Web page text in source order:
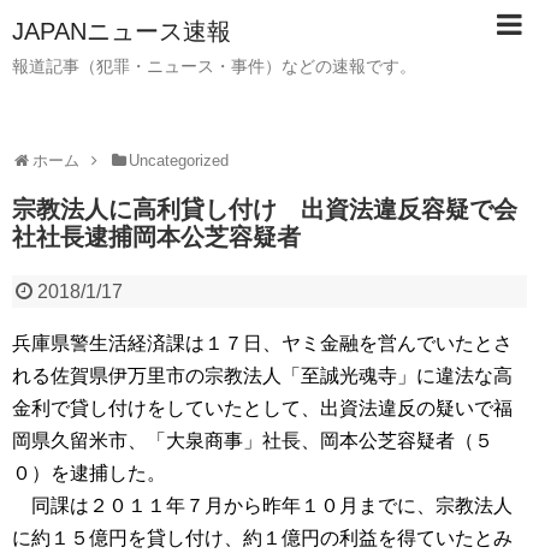
JAPANニュース速報
報道記事（犯罪・ニュース・事件）などの速報です。
ホーム Uncategorized
宗教法人に高利貸し付け 出資法違反容疑で会
社社長逮捕岡本公芝容疑者
2018/1/17
兵庫県警生活経済課は１７日、ヤミ金融を営んでいたとさ
れる佐賀県伊万里市の宗教法人「至誠光魂寺」に違法な高
金利で貸し付けをしていたとして、出資法違反の疑いで福
岡県久留米市、「大泉商事」社長、岡本公芝容疑者（５
０）を逮捕した。
同課は２０１１年７月から昨年１０月までに、宗教法人
に約１５億円を貸し付け、約１億円の利益を得ていたとみ